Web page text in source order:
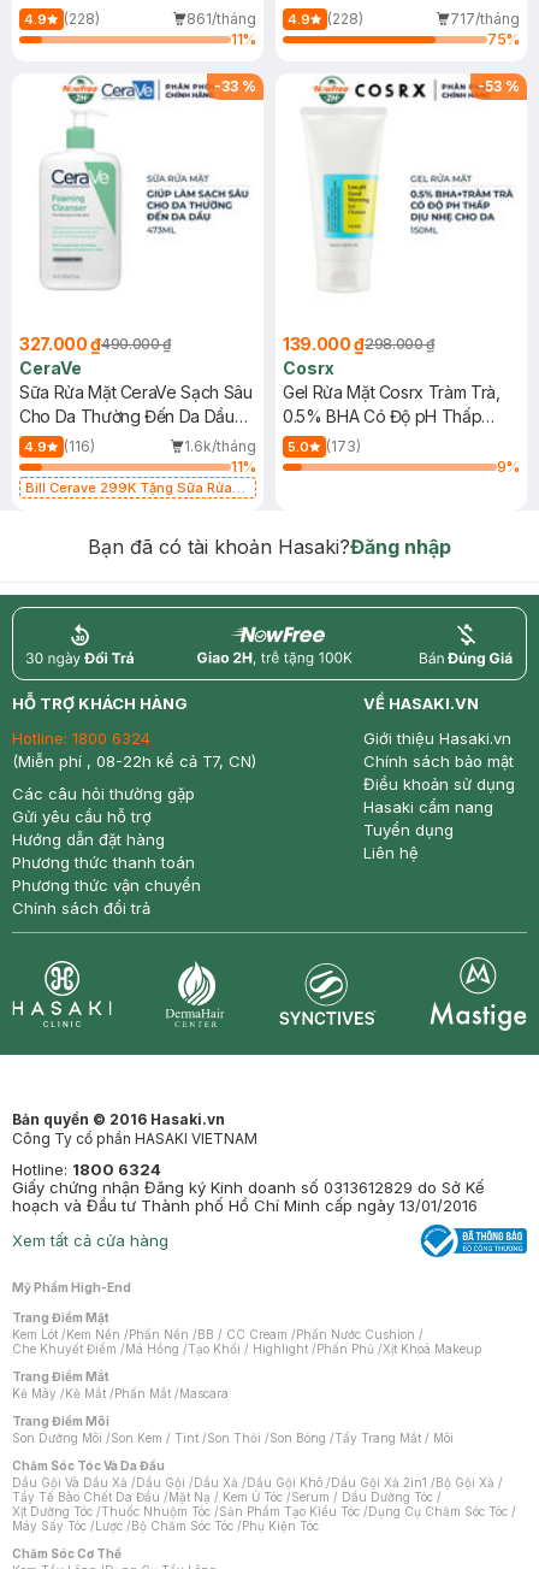
4.9 (228)
861/tháng
11%
500ml
4.9 (228)
717/tháng
75%
-33 %
327.000 ₫490.000 ₫
CeraVe
Sữa Rửa Mặt CeraVe Sạch Sâu
Cho Da Thường Đến Da Dầu
473ml
4.9 (116)
1.6k/tháng
11%
Bill Cerave 299K Tặng Sữa Rửa
-53 %
139.000 ₫298.000 ₫
Cosrx
Gel Rửa Mặt Cosrx Tràm Trà,
0.5% BHA Có Độ pH Thấp
150ml
5.0
(173)
9%
Bạn đã có tài khoản Hasaki?Đăng nhập
return nowfree price
HỖ TRỢ KHÁCH HÀNG
Hotline: 1800 6324
(Miễn phí , 08-22h kể cả T7, CN)
Các câu hỏi thường gặp
Gửi yêu cầu hỗ trợ
Hướng dẫn đặt hàng
Phương thức thanh toán
Phương thức vận chuyển
Chính sách đổi trả
VỀ HASAKI.VN
Giới thiệu Hasaki.vn
Chính sách bảo mật
Điều khoản sử dụng
Hasaki cẩm nang
Tuyển dụng
Liên hệ
Bản quyền © 2016 Hasaki.vn
Công Ty cổ phần HASAKI VIETNAM
Hotline: 1800 6324
Giấy chứng nhận Đăng ký Kinh doanh số 0313612829 do Sở Kế
hoạch và Đầu tư Thành phố Hồ Chí Minh cấp ngày 13/01/2016
Xem tất cả cửa hàng
Mỹ Phẩm High-End
Trang Điểm Mặt
Kem Lót /Kem Nền /Phấn Nền /BB / CC Cream /Phấn Nước Cushion /
Che Khuyết Điểm /Má Hồng /Tạo Khối / Highlight /Phấn Phủ /Xịt Khoá Makeup
Trang Điểm Mắt
Kẻ Mày /Kẻ Mắt /Phấn Mắt /Mascara
Trang Điểm Môi
Son Dưỡng Môi /Son Kem / Tint /Son Thỏi /Son Bóng /Tẩy Trang Mắt / Môi
Chăm Sóc Tóc Và Da Đầu
Dầu Gội Và Dầu Xả /Dầu Gội /Dầu Xả /Dầu Gội Khô /Dầu Gội Xả 2in1 /Bộ Gội Xả /
Tẩy Tế Bào Chết Da Đầu /Mặt Nạ / Kem Ủ Tóc /Serum / Dầu Dưỡng Tóc /
Xịt Dưỡng Tóc /Thuốc Nhuộm Tóc /Sản Phẩm Tạo Kiểu Tóc /Dụng Cụ Chăm Sóc Tóc /
Máy Sấy Tóc /Lược /Bộ Chăm Sóc Tóc /Phụ Kiện Tóc
Chăm Sóc Cơ Thể